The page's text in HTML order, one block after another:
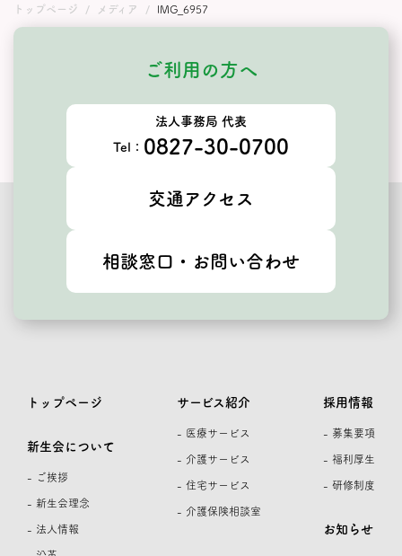
トップページ メディア IMG_6957
ご利用の方へ
法人事務局 代表
Tel： 0827-30-0700
交通アクセス
相談窓口・お問い合わせ
トップページ
新生会について
- ご挨拶
- 新生会理念
- 法人情報
サービス紹介
- 医療サービス
- 介護サービス
- 住宅サービス
- 介護保険相談室
採用情報
- 募集要項
- 福利厚生
- 研修制度
お知らせ